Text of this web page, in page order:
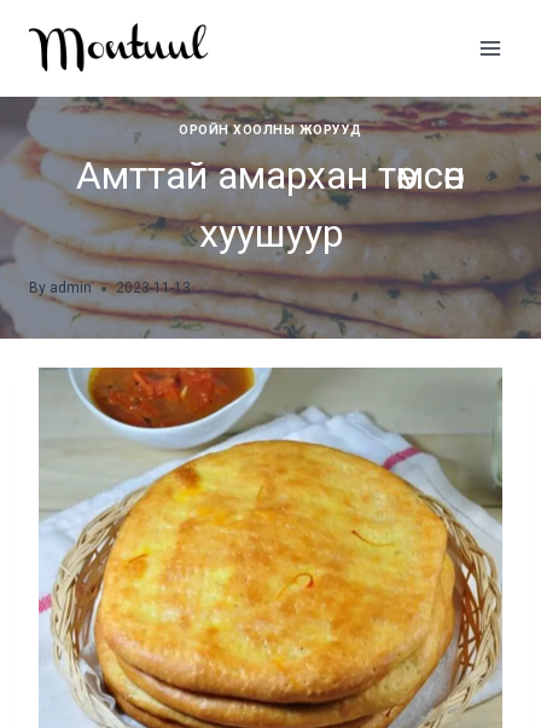
content
ОРОЙН ХООЛНЫ ЖОРУУД
Амттай амархан төмсөн
хуушуур
By admin 2023-11-13